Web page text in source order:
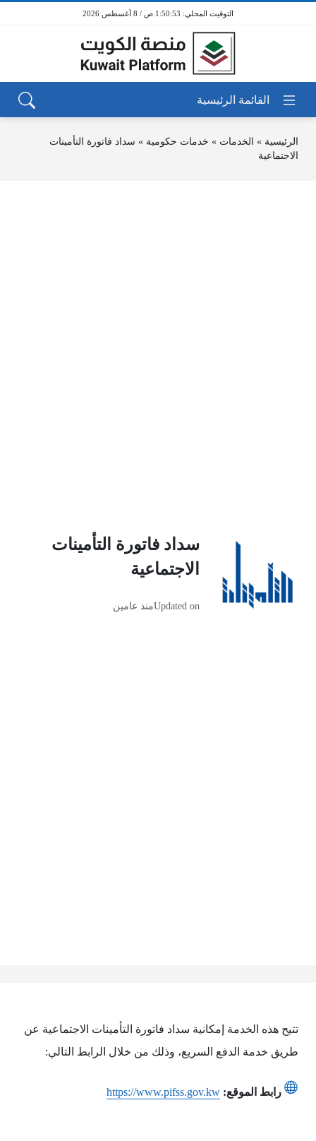
1:50:54 ص / 8 أغسطس 2026
الرئيسية » الخدمات » خدمات حكومية » سداد فاتورة التأمينات
الاجتماعية
سداد فاتورة التأمينات
الاجتماعية
Updated onمنذ عامين
تتيح هذه الخدمة إمكانية سداد فاتورة التأمينات الاجتماعية عن
طريق خدمة الدفع السريع، وذلك من خلال الرابط التالي:
رابط الموقع: https://www.pifss.gov.kw